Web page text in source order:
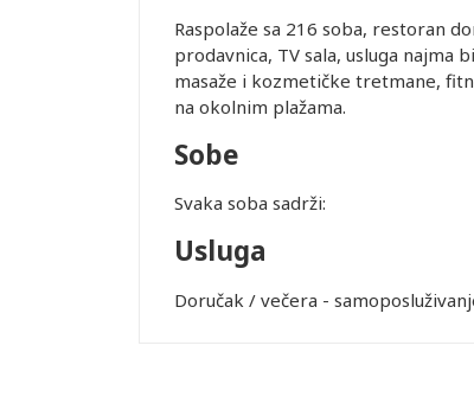
Raspolaže sa 216 soba, restoran
prodavnica, TV sala, usluga najma
masaže i kozmetičke tretmane,
na okolnim plažama.
Sobe
Svaka soba sadrži:
Usluga
Doručak / večera -